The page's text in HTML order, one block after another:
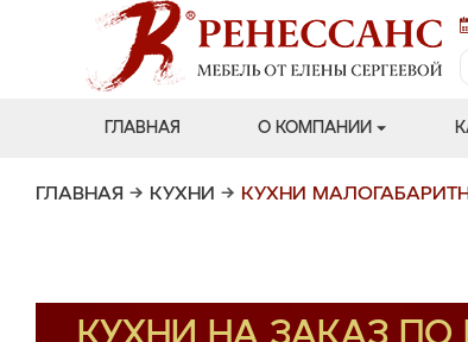
ГЛАВНАЯ О КОМПАНИИ
ГЛАВНАЯ → КУХНИ → КУХНИ